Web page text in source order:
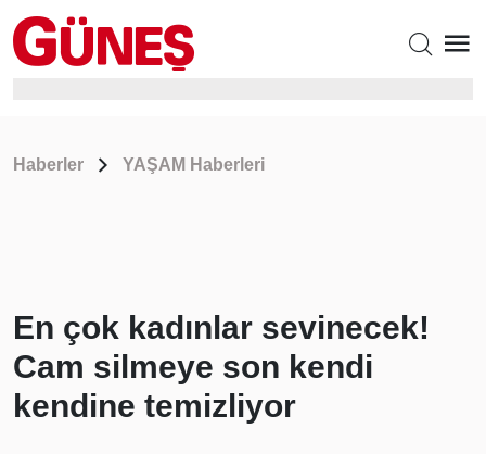
Haberler YAŞAM Haberleri
En çok kadınlar sevinecek!
Cam silmeye son kendi
kendine temizliyor